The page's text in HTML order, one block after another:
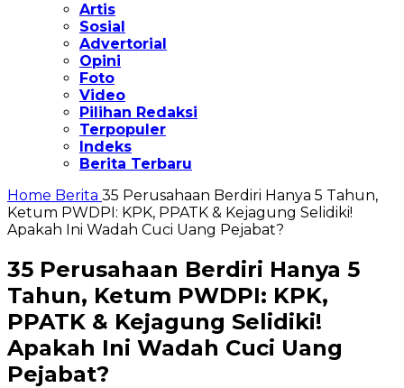
Artis
Sosial
Advertorial
Opini
Foto
Video
Pilihan Redaksi
Terpopuler
Indeks
Berita Terbaru
Home Berita 35 Perusahaan Berdiri Hanya 5 Tahun,
Ketum PWDPI: KPK, PPATK & Kejagung Selidiki!
Apakah Ini Wadah Cuci Uang Pejabat?
35 Perusahaan Berdiri Hanya 5
Tahun, Ketum PWDPI: KPK,
PPATK & Kejagung Selidiki!
Apakah Ini Wadah Cuci Uang
Pejabat?